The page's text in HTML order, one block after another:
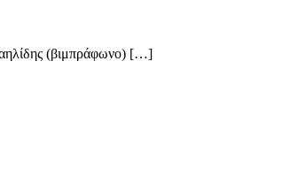
(βιμπράφωνο) […]